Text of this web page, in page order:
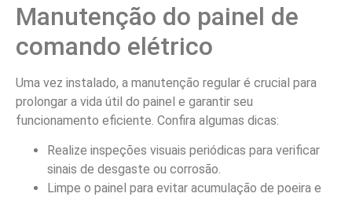
Manutenção do painel de
comando elétrico
Uma vez instalado, a manutenção regular é crucial para
prolongar a vida útil do painel e garantir seu
funcionamento eficiente. Confira algumas dicas:
Realize inspeções visuais periódicas para verificar
sinais de desgaste ou corrosão.
Limpe o painel para evitar acumulação de poeira e